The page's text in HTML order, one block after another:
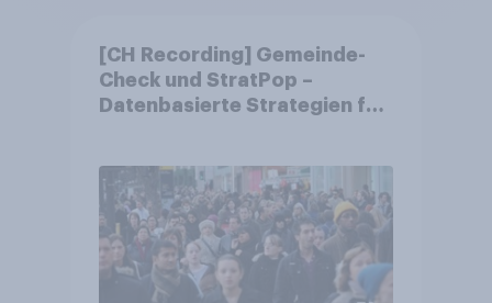
[CH Recording] Gemeinde-
Check und StratPop –
Datenbasierte Strategien für